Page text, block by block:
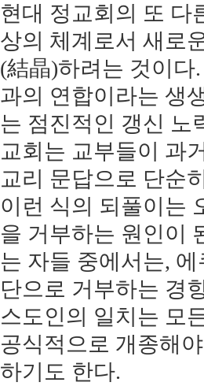
현대 정교회의 또 다
상의 체계로서 새로
(結晶)하려는 것이다
과의 연합이라는 생
는 점진적인 갱신 노
교회는 교부들이 과
교리 문답으로 단순
이런 식의 되풀이는
을 거부하는 원인이
는 자들 중에서는,
단으로 거부하는 경
스도인의 일치는 모
공식적으로 개종해
하기도 한다.